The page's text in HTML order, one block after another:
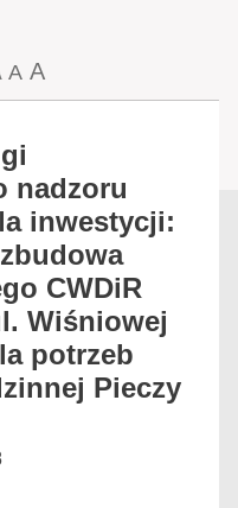
A A
nadzoru
inwestycji:
CWDiR
Wiśniowej
potrzeb
Pieczy